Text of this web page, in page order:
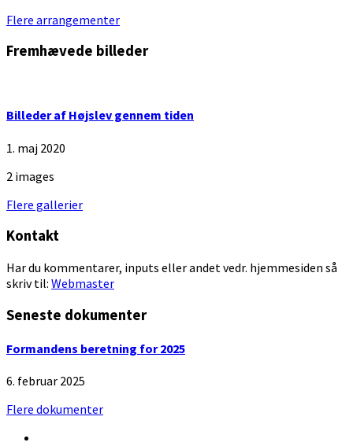
Back
calendar
Flere arrangementer
Fremhævede billeder
Billeder af Højslev gennem tiden
1. maj 2020
2 images
Flere gallerier
Kontakt
Har du kommentarer, inputs eller andet vedr. hjemmesiden så
skriv til: Webmaster
Seneste dokumenter
Formandens beretning for 2025
6. februar 2025
Flere dokumenter